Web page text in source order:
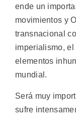
ende un
movimientos y
transnacional
imperialismo,
elementos
mundial.
Será muy
sufre